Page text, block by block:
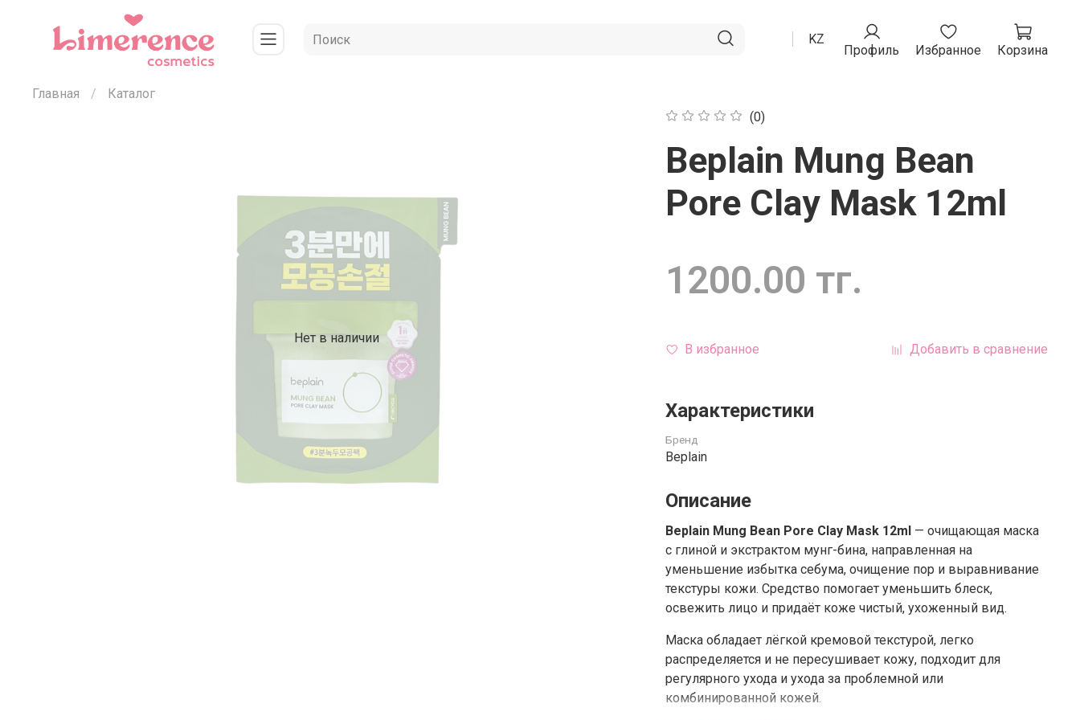
KZ
Профиль Избранное Корзина
Главная Каталог
Нет в наличии
(0)
Beplain Mung Bean
Pore Clay Mask 12ml
1200.00 тг.
В избранное Добавить в сравнение
Характеристики
Бренд
Beplain
Описание
Beplain Mung Bean Pore Clay Mask 12ml — очищающая маска
с глиной и экстрактом мунг-бина, направленная на
уменьшение избытка себума, очищение пор и выравнивание
текстуры кожи. Средство помогает уменьшить блеск,
освежить лицо и придаёт коже чистый, ухоженный вид.
Маска обладает лёгкой кремовой текстурой, легко
распределяется и не пересушивает кожу, подходит для
регулярного ухода и ухода за проблемной или
комбинированной кожей.